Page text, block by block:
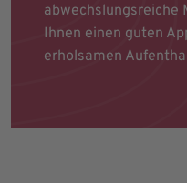
abwechslungsreiche
Ihnen einen guten
erholsamen